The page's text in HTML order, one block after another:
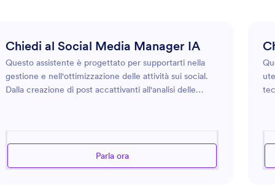
Chiedi al Social Media Manager IA
Questo assistente è progettato per supportarti nella
gestione e nell'ottimizzazione delle attività sui social.
Dalla creazione di post accattivanti all'analisi delle
sia un'azienda che desidera espandere la propria
portata o un privato che desidera migliorare la propria
interazione online, questo assistente fornisce consigli
Parla ora